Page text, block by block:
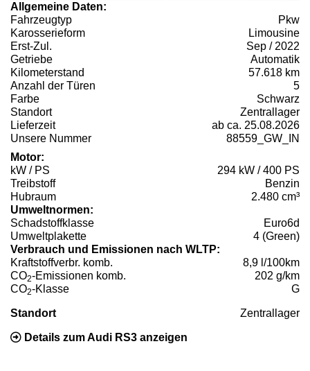
Allgemeine Daten:
Fahrzeugtyp
Pkw
Karosserieform
Limousine
Erst-Zul.
Sep / 2022
Getriebe
Automatik
Kilometerstand
57.618 km
Anzahl der Türen
5
Farbe
Schwarz
Standort
Zentrallager
Lieferzeit
ab ca. 25.08.2026
Unsere Nummer
88559_GW_IN
Motor:
kW / PS
294 kW / 400 PS
Treibstoff
Benzin
Hubraum
2.480 cm³
Umweltnormen:
Schadstoffklasse
Euro6d
Umweltplakette
4 (Green)
Verbrauch und Emissionen nach WLTP:
Kraftstoffverbr. komb.
8,9 l/100km
CO2-Emissionen komb.
202 g/km
CO2-Klasse G
Standort Zentrallager
Details zum Audi RS3 anzeigen